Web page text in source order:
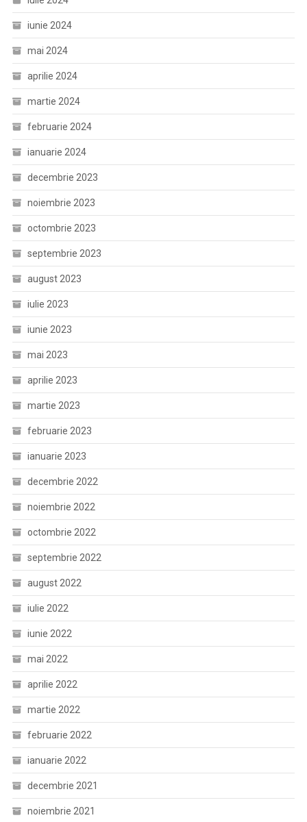
iunie 2024
mai 2024
aprilie 2024
martie 2024
februarie 2024
ianuarie 2024
decembrie 2023
noiembrie 2023
octombrie 2023
septembrie 2023
august 2023
iulie 2023
iunie 2023
mai 2023
aprilie 2023
martie 2023
februarie 2023
ianuarie 2023
decembrie 2022
noiembrie 2022
octombrie 2022
septembrie 2022
august 2022
iulie 2022
iunie 2022
mai 2022
aprilie 2022
martie 2022
februarie 2022
ianuarie 2022
decembrie 2021
noiembrie 2021